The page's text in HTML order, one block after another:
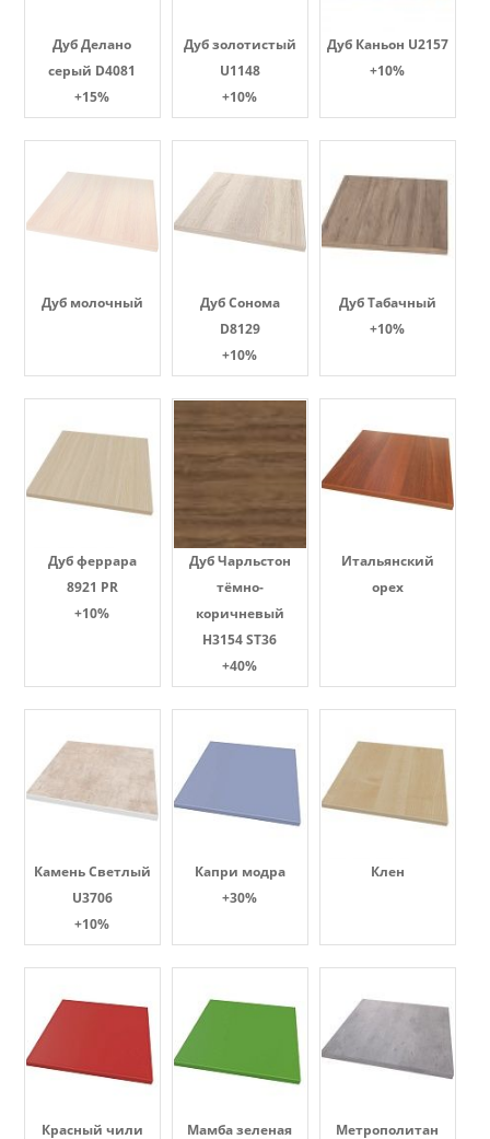
Дуб Делано
серый D4081
+15%
Дуб золотистый
U1148
+10%
Дуб Каньон U2157
+10%
Дуб молочный
Дуб Сонома
D8129
+10%
Дуб Табачный
+10%
Дуб феррара
8921 PR
+10%
Дуб Чарльстон
тёмно-
коричневый
H3154 ST36
+40%
Итальянский
орех
Камень Светлый
U3706
+10%
Капри модра
+30%
Клен
Красный чили Мамба зеленая Метрополитан